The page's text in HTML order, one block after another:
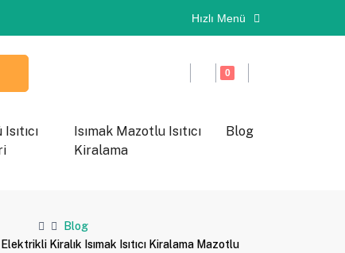
Hızlı Menü
0
Isımak Mazotlu Isıtıcı
Kiralama
Blog
Blog
Kiralık Isımak Isıtıcı Kiralama Mazotlu